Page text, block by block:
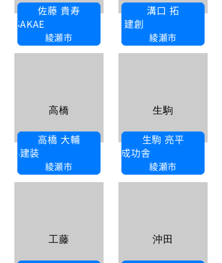
佐藤 貴寿
SAKAE
綾瀬市
溝口 拓
溝口建創
綾瀬市
高橋 大輔
心建装
綾瀬市
高橋
生駒 亮平
株式会社 成功舎
綾瀬市
生駒
工藤 沖田